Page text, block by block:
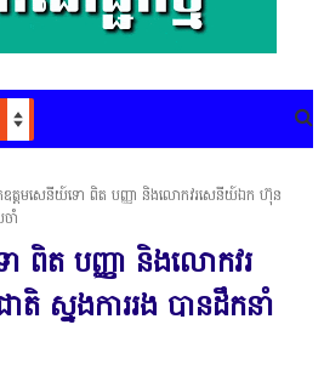
ត្តមសេនីយ៍ទោ ពិត បញ្ញា និងលោកវរសេនីយ៍ឯក ហ៊ុន
ាំ
ពិត បញ្ញា និងលោកវរ
ស្នងការរង បានដឹកនាំ